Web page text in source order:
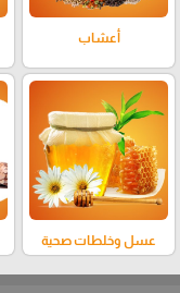
أعشاب
عسل وخلطات صحية